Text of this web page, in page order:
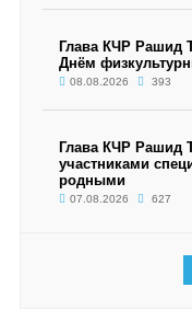
Глава КЧР Рашид
Днём
08.08.2026 393
Глава КЧР Рашид
участниками
родными
07.08.2026 627